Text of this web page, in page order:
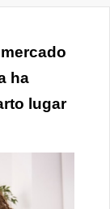
ha
lugar